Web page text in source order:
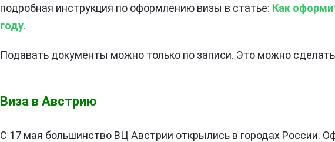
подробная инструкция по оформлению визы в статье: Как
году.
Подавать документы можно только по записи. Это можно
Виза в Австрию
С 17 мая большинство ВЦ Австрии открылись в городах России.